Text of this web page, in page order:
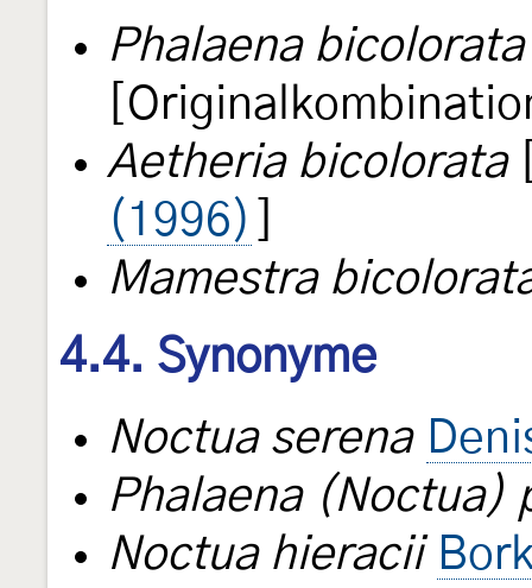
Phalaena bicolorata
Aetheria bicolorata
(1996)
Mamestra
4.4. Synonyme
Noctua serena
Phalaena (Noctua)
Noctua hieracii